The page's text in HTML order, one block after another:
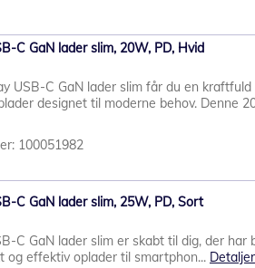
C GaN lader slim, 20W, PD, Hvid
USB-C GaN lader slim får du en kraftfuld
designet til moderne behov. Denne
100051982
C GaN lader slim, 25W, PD, Sort
C GaN lader slim er skabt til dig, der har
og effektiv oplader til smartphon... Detaljer